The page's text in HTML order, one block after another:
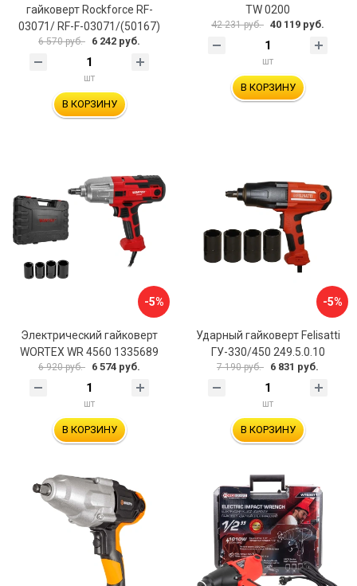
гайковерт Rockforce RF-
03071/ RF-F-03071/(50167)
6 570 руб. 6 242 руб.
шт
В КОРЗИНУ
TW 0200
42 231 руб. 40 119 руб.
шт
В КОРЗИНУ
-5%
Электрический гайковерт
WORTEX WR 4560 1335689
6 920 руб. 6 574 руб.
шт
В КОРЗИНУ
-5%
Ударный гайковерт Felisatti
ГУ-330/450 249.5.0.10
7 190 руб. 6 831 руб.
шт
В КОРЗИНУ